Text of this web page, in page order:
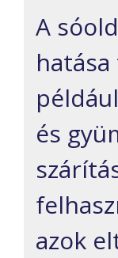
A
és
azok